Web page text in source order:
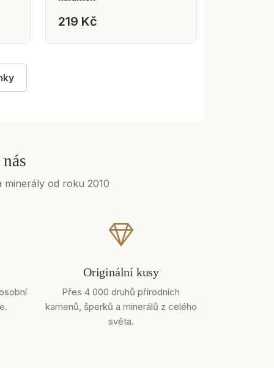
219 Kč
od roku 2010
Originální kusy
Přes 4 000 druhů přírodních
kamenů, šperků a minerálů z celého
světa.